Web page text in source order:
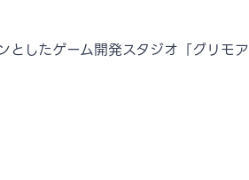
したゲーム開発スタジオ「グリモア